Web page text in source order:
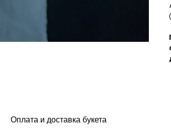
Оплата и доставка букета